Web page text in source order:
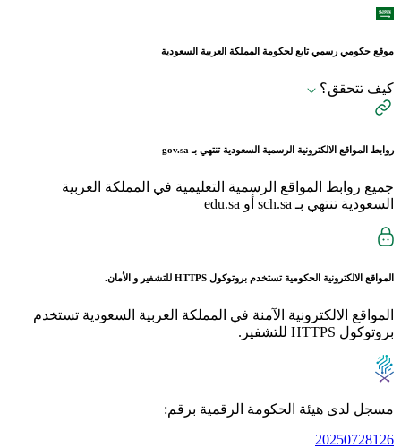
موقع حكومي رسمي تابع لحكومة المملكة العربية السعودية
كيف تتحقق؟
روابط المواقع الالكترونية الرسمية السعودية تنتهي بـ gov.sa
جميع روابط المواقع الرسمية التعليمية في المملكة العربية
السعودية تنتهي بـ sch.sa أو edu.sa
المواقع الالكترونية الحكومية تستخدم بروتوكول HTTPS للتشفير و الأمان.
المواقع الالكترونية الآمنة في المملكة العربية السعودية تستخدم
بروتوكول HTTPS للتشفير.
مسجل لدى هيئة الحكومة الرقمية برقم:
20250728126